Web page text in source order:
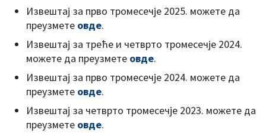
Извештај за прво тромесечје 2025. можете да
преузмете овде.
Извештај за треће и четврто тромесечје 2024.
можете да преузмете овде.
Извештај за прво тромесечје 2024. можете да
преузмете овде.
Извештај за четврто тромесечје 2023. можете да
преузмете овде.